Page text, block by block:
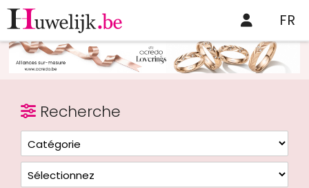
FR
Recherche